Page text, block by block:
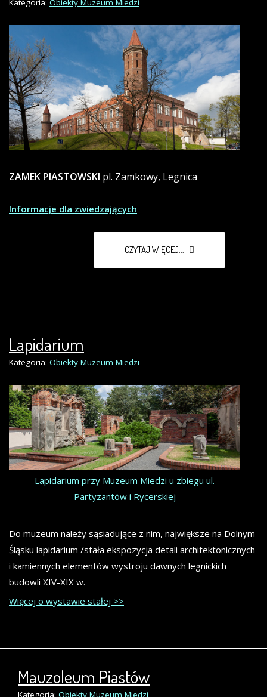
Kategoria: Obiekty Muzeum Miedzi
ZAMEK PIASTOWSKI pl. Zamkowy, Legnica
Informacje dla zwiedzających
CZYTAJ WIĘCEJ...
Lapidarium
Kategoria: Obiekty Muzeum Miedzi
Lapidarium przy Muzeum Miedzi u zbiegu ul.
Partyzantów i Rycerskiej
Do muzeum należy sąsiadujące z nim, największe na Dolnym
Śląsku lapidarium /stała ekspozycja detali architektonicznych
i kamiennych elementów wystroju dawnych legnickich
budowli XIV-XIX w.
Więcej o wystawie stałej >>
Mauzoleum Piastów
Kategoria: Obiekty Muzeum Miedzi